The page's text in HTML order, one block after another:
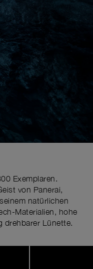
Exemplaren.
von Panerai,
natürlichen
Materialien, hohe
drehbarer Lünette.